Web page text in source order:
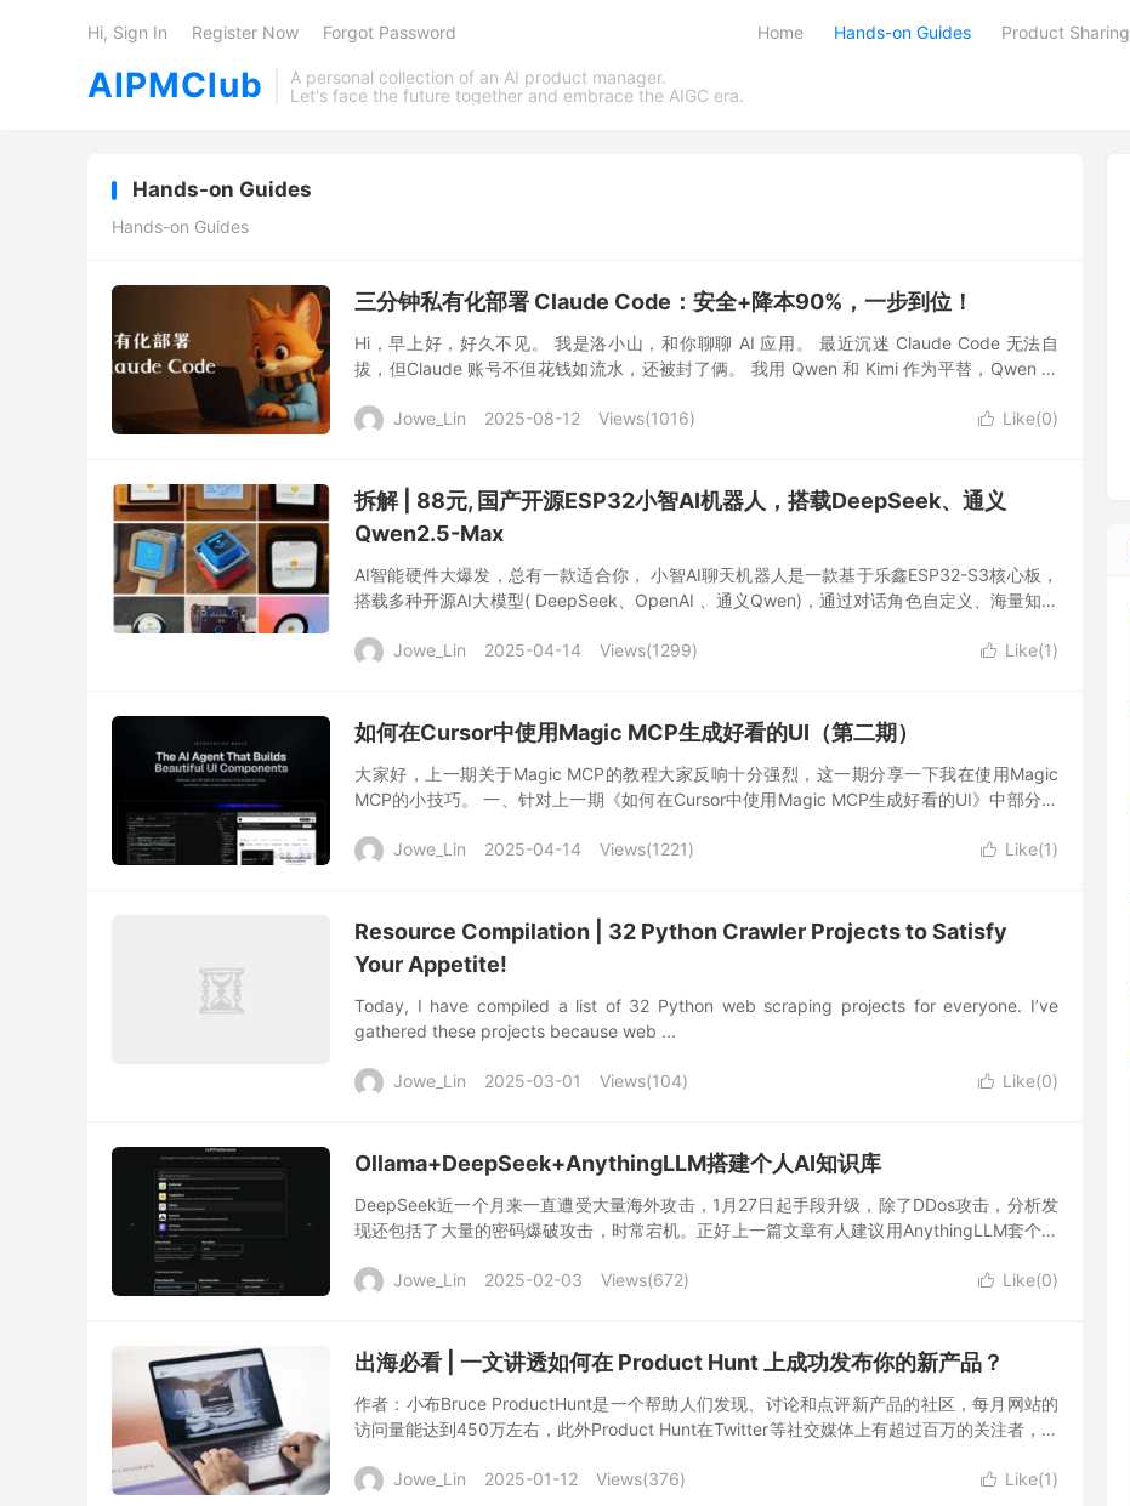
AIPMClub
A personal collection of an AI product manager.
Let's face the future together and embrace the AIGC era.
Home Hands-on Guides Product Sharing
Hi, Sign In Register Now Forgot Password
Hands-on Guides
Hands-on Guides
三分钟私有化部署 Claude Code：安全+降本90%，一步到位！
Hi，早上好，好久不见。 我是洛小山，和你聊聊 AI 应用。 最近沉迷 Claude Code 无法自
拔，但Claude 账号不但花钱如流水，还被封了俩。 我用 Qwen 和 Kimi 作为平替，Qwen 的
 Like(0)
Jowe_Lin 2025-08-12 Views(1016)
拆解 | 88元, 国产开源ESP32小智AI机器人，搭载DeepSeek、通义
Qwen2.5-Max
AI智能硬件大爆发，总有一款适合你， 小智AI聊天机器人是一款基于乐鑫ESP32-S3核心板，
搭载多种开源AI大模型( DeepSeek、OpenAI 、通义Qwen)，通过对话角色自定义、海量知识
 Like(1)
Jowe_Lin 2025-04-14 Views(1299)
如何在Cursor中使用Magic MCP生成好看的UI（第二期）
大家好，上一期关于Magic MCP的教程大家反响十分强烈，这一期分享一下我在使用Magic
MCP的小技巧。 一、针对上一期《如何在Cursor中使用Magic MCP生成好看的UI》中部分内
 Like(1)
Jowe_Lin 2025-04-14 Views(1221)
Resource Compilation | 32 Python Crawler Projects to Satisfy
Your Appetite!
Today, I have compiled a list of 32 Python web scraping projects for everyone. I’ve
gathered these projects because web ...
 Like(0)
Jowe_Lin 2025-03-01 Views(104)
Ollama+DeepSeek+AnythingLLM搭建个人AI知识库
DeepSeek近一个月来一直遭受大量海外攻击，1月27日起手段升级，除了DDos攻击，分析发
现还包括了大量的密码爆破攻击，时常宕机。正好上一篇文章有人建议用AnythingLLM套个壳
 Like(0)
Jowe_Lin 2025-02-03 Views(672)
出海必看 | 一文讲透如何在 Product Hunt 上成功发布你的新产品？
作者：小布Bruce ProductHunt是一个帮助人们发现、讨论和点评新产品的社区，每月网站的
访问量能达到450万左右，此外Product Hunt在Twitter等社交媒体上有超过百万的关注者，总
 Like(1)
Jowe_Lin 2025-01-12 Views(376)